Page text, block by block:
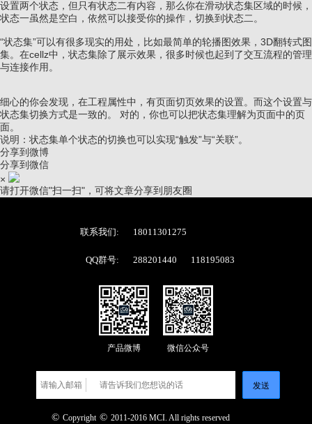
设置两个状态，但只有状态二有内容，那么你在滑动状态集区域的时候，
状态一虽然是空白，依然可以接受你的操作，切换到状态二。
“状态集”可以有很多现实的用处，比如最简单的轮播图效果，3D翻转式图
集。在cellz中，状态集除了展示效果，很多时候也起到了交互流程的管理
与连接作用。
细心的你会发现，在工程属性中，有页面切页效果的设置。而这个设置与
状态集切换方式是一致的。 对的，你也可以把状态集理解为页面中的页
面。
说明：状态集单个状态的切换也可以实现“触发”与“关联”。
分享到微博
分享到微信
×
请打开微信"扫一扫"，可将文章分享到朋友圈
联系我们: 18011301275
QQ群号: 288201440 118195083
产品微博 微信公众号
发送
© Copyright © 2011-2016 MCI. All rights reserved